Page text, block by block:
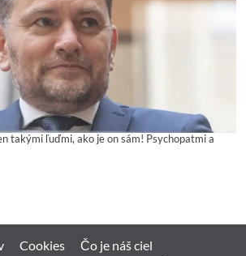
takými ľuďmi, ako je on sám! Psychopatmi a
Cookies
Čo je náš ciel